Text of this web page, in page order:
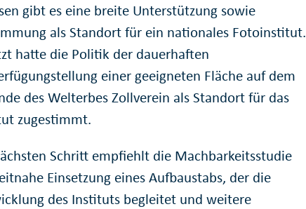
gibt es eine breite Unterstützung sowie
als Standort für ein nationales Fotoinstitut.
hatte die Politik der dauerhaften
einer geeigneten Fläche auf dem
des Welterbes Zollverein als Standort für das
zugestimmt.
Schritt empfiehlt die Machbarkeitsstudie
Einsetzung eines Aufbaustabs, der die
des Instituts begleitet und weitere